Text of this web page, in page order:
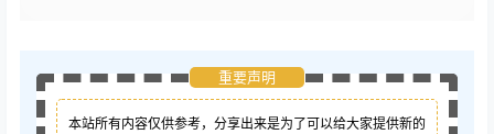
重要声明
本站所有内容仅供参考，分享出来是为了可以给大家提供新的